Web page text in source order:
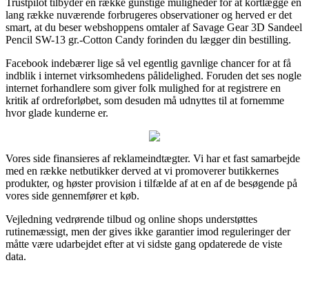
lang række nuværende forbrugeres observationer og herved er det
smart, at du beser webshoppens omtaler af Savage Gear 3D Sandeel
Pencil SW-13 gr.-Cotton Candy forinden du lægger din bestilling.
Facebook indebærer lige så vel egentlig gavnlige chancer for at få
indblik i internet virksomhedens pålidelighed. Foruden det ses nogle
internet forhandlere som giver folk mulighed for at registrere en
kritik af ordreforløbet, som desuden må udnyttes til at fornemme
hvor glade kunderne er.
Vores side finansieres af reklameindtægter. Vi har et fast samarbejde
med en række netbutikker derved at vi promoverer butikkernes
produkter, og høster provision i tilfælde af at en af de besøgende på
vores side gennemfører et køb.
Vejledning vedrørende tilbud og online shops understøttes
rutinemæssigt, men der gives ikke garantier imod reguleringer der
måtte være udarbejdet efter at vi sidste gang opdaterede de viste
data.